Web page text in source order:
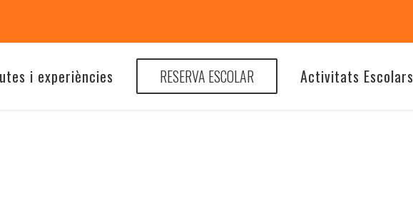
i experiències RESERVA ESCOLAR Activitats Escolars